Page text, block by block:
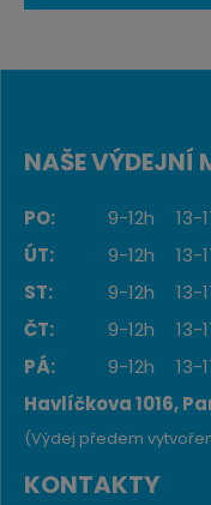
NAŠE VÝDEJNÍ
PO: 9-12h
13-
ÚT:
9-12h
13-
ST:
9-12h
13-
ČT:
9-12h
13-
PÁ:
9-12h
13-
Havlíčkova 1016,
KONTAKTY
(Výdej předem